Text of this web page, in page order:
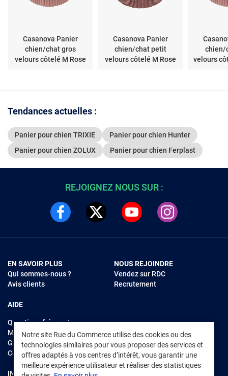
Casanova Panier
chien/chat gros
velours côtelé M Rose
Casanova Panier
chien/chat petit
velours côtelé M Rose
chien/
velours
Tendances actuelles :
Panier pour chien TRIXIE
Panier pour chien Hunter
Panier pour chien ZOLUX
Panier pour chien Ferplast
Notre site Rue du Commerce utilise des cookies ou des
technologies similaires pour vous proposer des services et
offres adaptés à vos centres d’intérêt, vous garantir une
meilleure expérience utilisateur et réaliser des statistiques
REJOIGNEZ NOUS SUR :
EN SAVOIR PLUS
Qui sommes-nous ?
Avis clients
AIDE
Questions fréquentes
Modes de règlements
Garantie et retours
Contacter Rue du Commerce
NOUS REJOINDRE
Vendez sur RDC
Recrutement
INFORMATIONS LÉGALES